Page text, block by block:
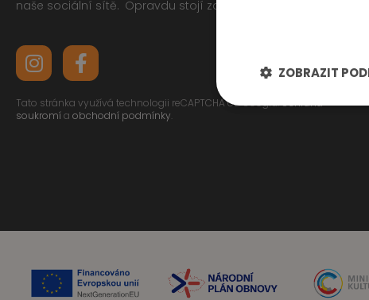
naše sociální sítě. Opravdu stojí za to
Tato stránka využívá technologii reCAPTCHA od Googlu.Ochrana
soukromía obchodní podmínky.
ZOBRAZIT